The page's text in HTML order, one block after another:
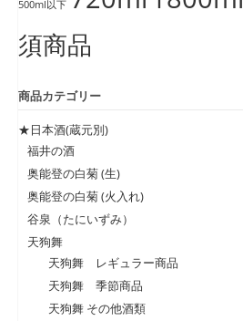
500ml以下
須商品
商品カテゴリー
★日本酒(蔵元別)
福井の酒
奥能登の白菊 (生)
奥能登の白菊 (火入れ)
谷泉（たにいずみ）
天狗舞
天狗舞 レギュラー商品
天狗舞 季節商品
天狗舞 その他酒類